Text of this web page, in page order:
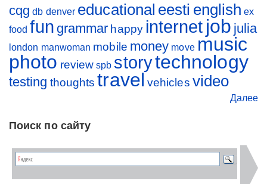
cqg db denver educational eesti english ex
food fun grammar happy internet job julia
london manwoman mobile money move music
photo review spb storytechnology
testing thoughts travel vehicles video
Далее
Поиск по сайту